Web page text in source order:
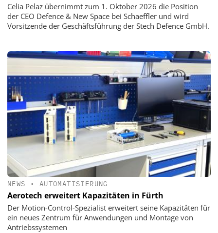
Celia Pelaz übernimmt zum 1. Oktober 2026 die Position
der CEO Defence & New Space bei Schaeffler und wird
Vorsitzende der Geschäftsführung der Stech Defence GmbH.
NEWS • AUTOMATISIERUNG
Aerotech erweitert Kapazitäten in Fürth
Der Motion-Control-Spezialist erweitert seine Kapazitäten für
ein neues Zentrum für Anwendungen und Montage von
Antriebssystemen